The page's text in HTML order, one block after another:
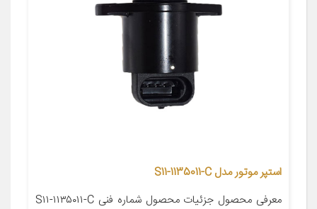
استپر موتور مدل S11-1135011-C
معرفی محصول جزئیات محصول شماره فنی S۱۱-۱۱۳۵۰۱۱-C